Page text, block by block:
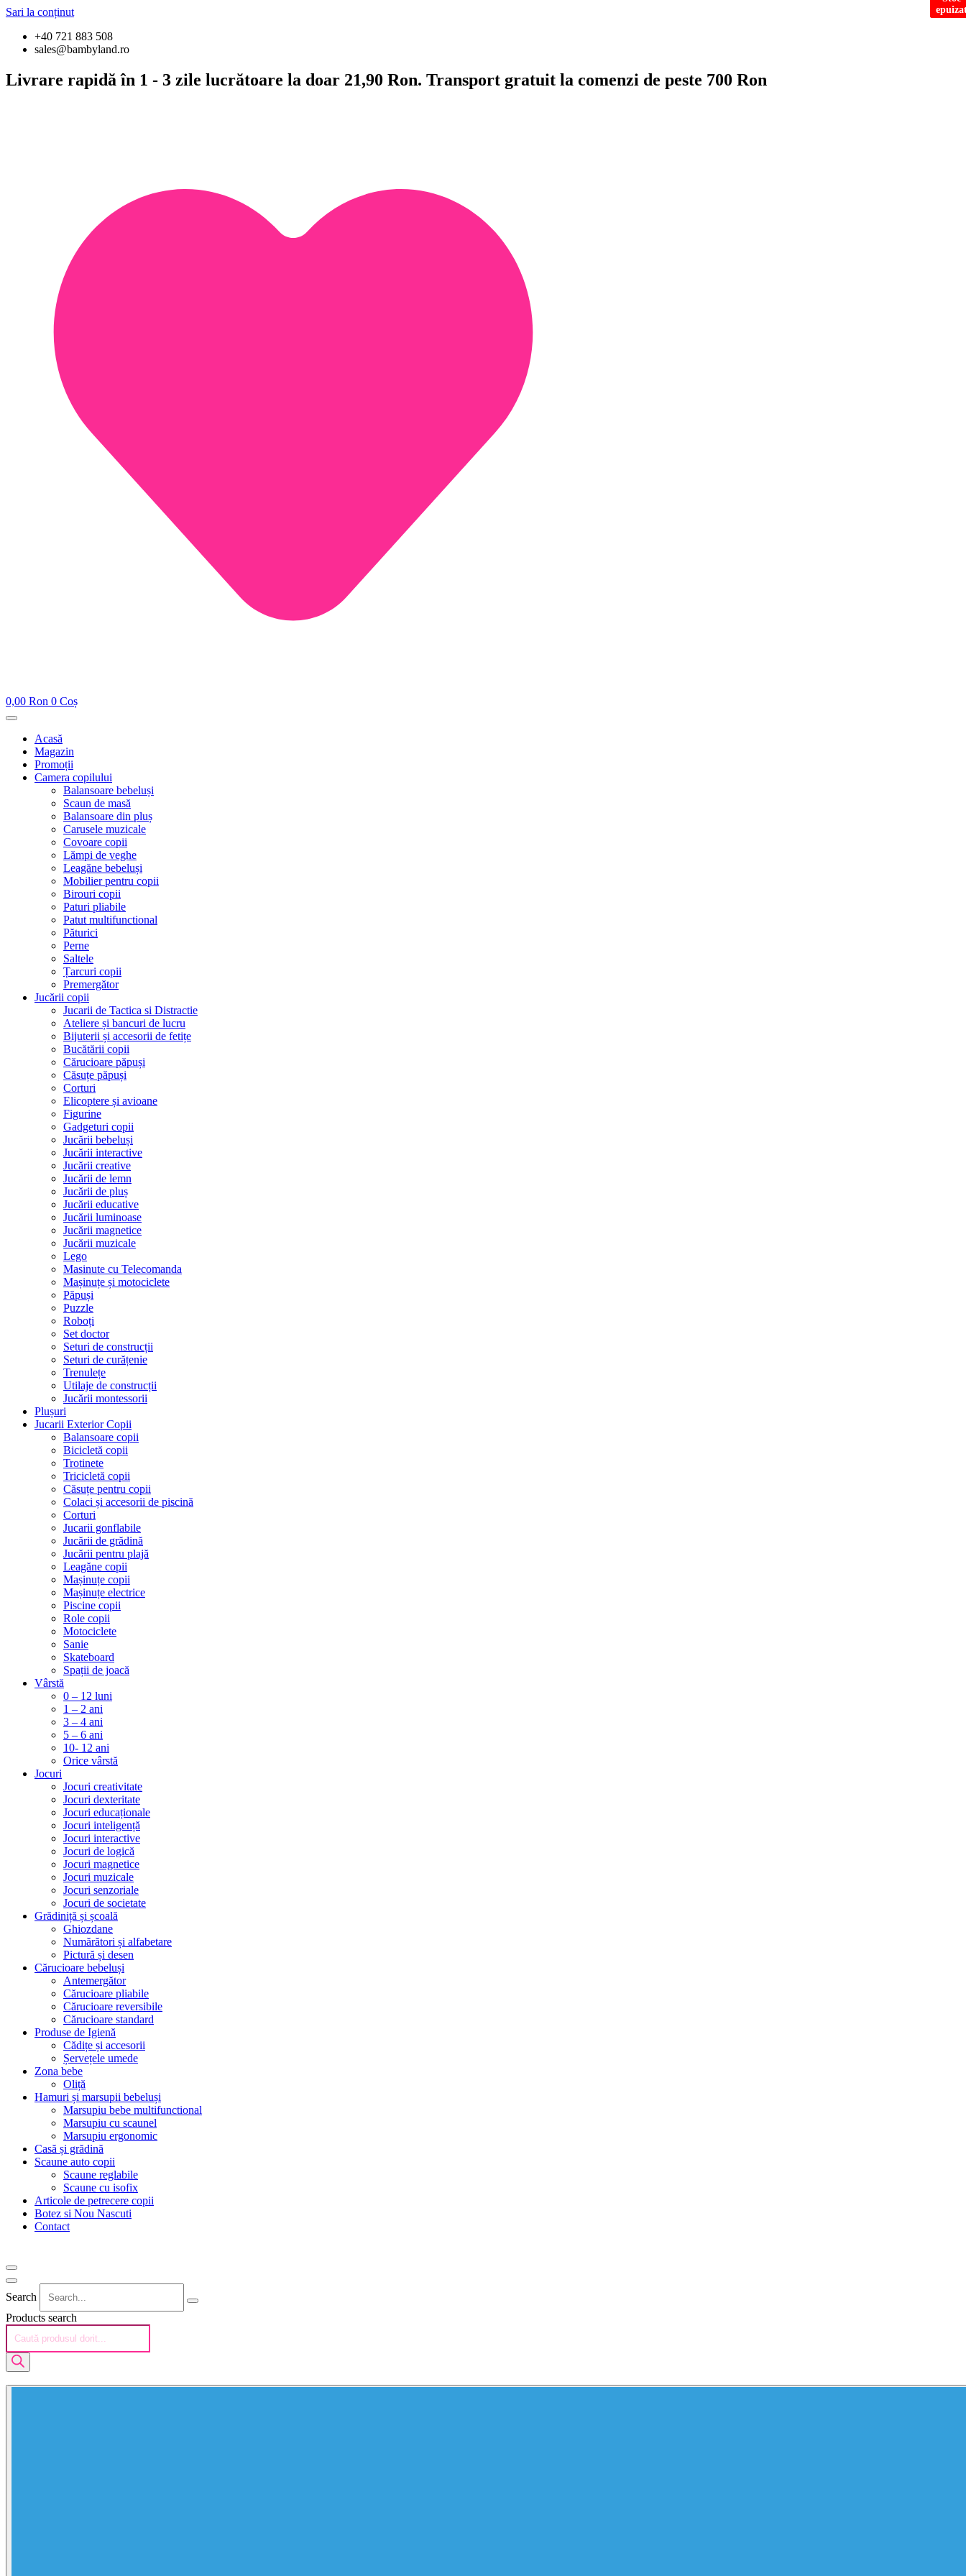
Sari la conținut
+40 721 883 508
sales@bambyland.ro
Livrare rapidă în 1 - 3 zile lucrătoare la doar 21,90 Ron. Transport gratuit la comenzi de peste 700 Ron
0,00 Ron 0 Coș
Acasă
Magazin
Promoții
Camera copilului
Balansoare bebeluși
Scaun de masă
Balansoare din pluș
Carusele muzicale
Covoare copii
Lămpi de veghe
Leagăne bebeluși
Mobilier pentru copii
Birouri copii
Paturi pliabile
Patut multifunctional
Păturici
Perne
Saltele
Țarcuri copii
Premergător
Jucării copii
Jucarii de Tactica si Distractie
Ateliere și bancuri de lucru
Bijuterii și accesorii de fetițe
Bucătării copii
Cărucioare păpuși
Căsuțe păpuși
Corturi
Elicoptere și avioane
Figurine
Gadgeturi copii
Jucării bebeluși
Jucării interactive
Jucării creative
Jucării de lemn
Jucării de pluș
Jucării educative
Jucării luminoase
Jucării magnetice
Jucării muzicale
Lego
Masinute cu Telecomanda
Mașinuțe și motociclete
Păpuși
Puzzle
Roboți
Set doctor
Seturi de construcții
Seturi de curățenie
Trenulețe
Utilaje de construcții
Jucării montessorii
Plușuri
Jucarii Exterior Copii
Balansoare copii
Bicicletă copii
Trotinete
Tricicletă copii
Căsuțe pentru copii
Colaci și accesorii de piscină
Corturi
Jucarii gonflabile
Jucării de grădină
Jucării pentru plajă
Leagăne copii
Mașinuțe copii
Mașinuțe electrice
Piscine copii
Role copii
Motociclete
Sanie
Skateboard
Spații de joacă
Vârstă
0 – 12 luni
1 – 2 ani
3 – 4 ani
5 – 6 ani
10- 12 ani
Orice vârstă
Jocuri
Jocuri creativitate
Jocuri dexteritate
Jocuri educaționale
Jocuri inteligență
Jocuri interactive
Jocuri de logică
Jocuri magnetice
Jocuri muzicale
Jocuri senzoriale
Jocuri de societate
Grădiniță și școală
Ghiozdane
Numărători și alfabetare
Pictură și desen
Cărucioare bebeluși
Antemergător
Cărucioare pliabile
Cărucioare reversibile
Cărucioare standard
Produse de Igienă
Cădițe și accesorii
Șervețele umede
Zona bebe
Oliță
Hamuri și marsupii bebeluși
Marsupiu bebe multifunctional
Marsupiu cu scaunel
Marsupiu ergonomic
Casă și grădină
Scaune auto copii
Scaune reglabile
Scaune cu isofix
Articole de petrecere copii
Botez si Nou Nascuti
Contact
Search
Products search